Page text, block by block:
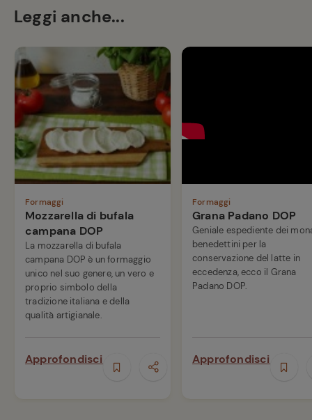
Leggi anche...
Formaggi
Mozzarella di bufala
campana DOP
La mozzarella di bufala
campana DOP è un formaggio
unico nel suo genere, un vero e
proprio simbolo della
tradizione italiana e della
qualità artigianale.
Approfondisci
Formaggi
Grana Padano DOP
Geniale espediente dei
benedettini per la
conservazione del latte in
eccedenza, ecco il Grana
Padano DOP.
Approfondisci